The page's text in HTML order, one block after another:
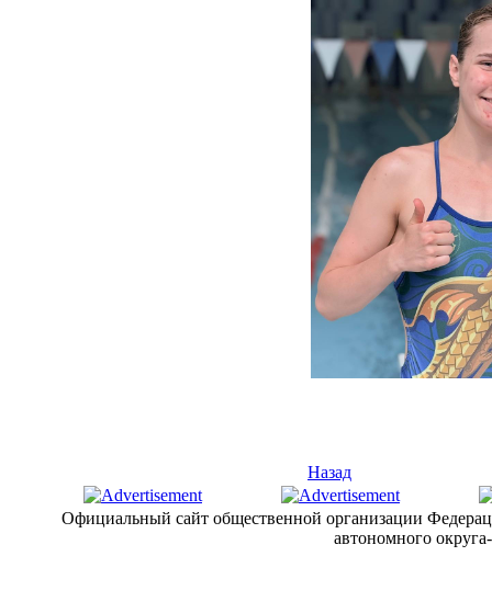
Назад
Официальный сайт общественной организации
автономного